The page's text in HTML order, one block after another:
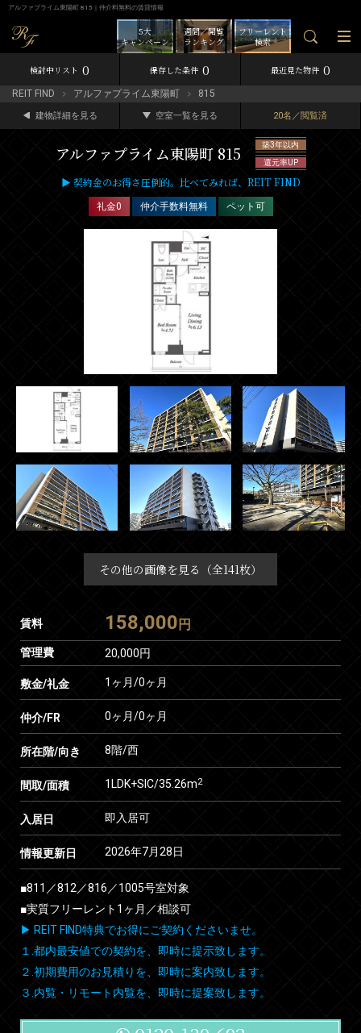
アルファプライム東陽町 815｜仲介料無料の賃貸情報
フリーレント
検索
週間／閲覧
ランキング
5大
キャンペーン
検討中リスト 0 保存した条件 0 最近見た物件 0
REIT FIND アルファプライム東陽町 815
建物詳細を見る 空室一覧を見る 20名／閲覧済
アルファプライム東陽町 815
築3年以内
還元率UP
▶ 契約金のお得さ圧倒的。比べてみれば、REIT FIND
礼金0 仲介手数料無料 ペット可
その他の画像を見る（全141枚）
賃料 158,000 円
管理費 20,000円
敷金/礼金 1ヶ月/0ヶ月
仲介/FR 0ヶ月/0ヶ月
所在階/向き 8階/西
間取/面積 1LDK+SIC/35.26m2
入居日 即入居可
情報更新日 2026年7月28日
■811／812／816／1005号室対象
■実質フリーレント1ヶ月／相談可
▶ REIT FIND特典でお得にご契約くださいませ。
１.都内最安値での契約を、即時に提示致します。
２.初期費用のお見積りを、即時に案内致します。
３.内覧・リモート内覧を、即時に提案致します。